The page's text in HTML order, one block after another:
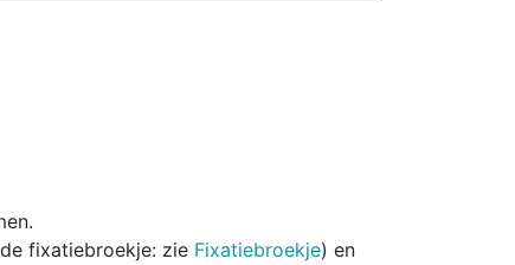
fixatiebroekje: zie Fixatiebroekje) en